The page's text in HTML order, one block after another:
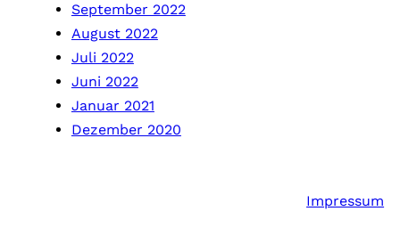
September 2022
August 2022
Juli 2022
Juni 2022
Januar 2021
Dezember 2020
Impressum